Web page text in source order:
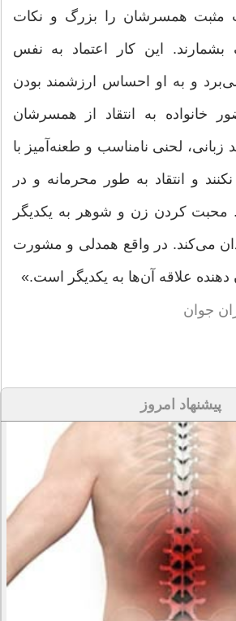
مثبت همسرشان را بزرگ و نکات
این کار اعتماد به نفس
و به او احساس ارزشمند بودن
خانواده به انتقاد از همسرشان
زبانی، لحنی نامناسب و طعنه‌آمیز با
و انتقاد به طور محرمانه و در
محبت کردن زن و شوهر به یکدیگر
می‌کند. در واقع همدلی و مشورت
دهنده علاقه آن‌ها به یکدیگر است.»
جوان
پیشنهاد امروز